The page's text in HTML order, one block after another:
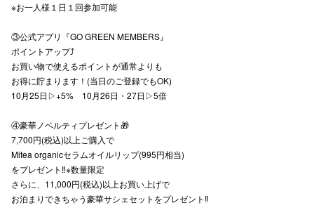
※お一人様１日１回参加可能
③公式アプリ『GO GREEN MEMBERS』
ポイントアップ⤴️
お買い物で使えるポイントが通常よりも
お得に貯まります！(当日のご登録でもOK)
10月25日▷+5% 10月26日・27日▷5倍
④豪華ノベルティプレゼント🎁
7,700円(税込)以上ご購入で
Mitea organicセラムオイルリップ(995円相当)
をプレゼント‼️※数量限定
さらに、11,000円(税込)以上お買い上げで
お泊まりできちゃう豪華サシェセットをプレゼント‼️